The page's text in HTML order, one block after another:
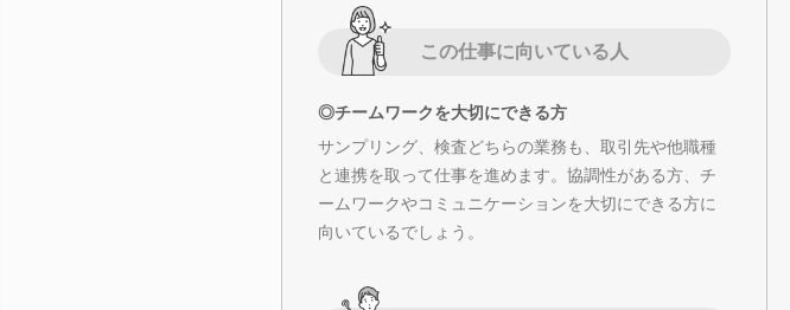
この仕事に向いている人
◎チームワークを大切にできる方
サンプリング、検査どちらの業務も、取引先や他職種
と連携を取って仕事を進めます。協調性がある方、チ
ームワークやコミュニケーションを大切にできる方に
向いているでしょう。